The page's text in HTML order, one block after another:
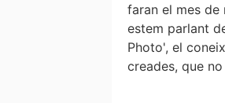
faran el mes de
estem parlant
Photo', el
creades, que